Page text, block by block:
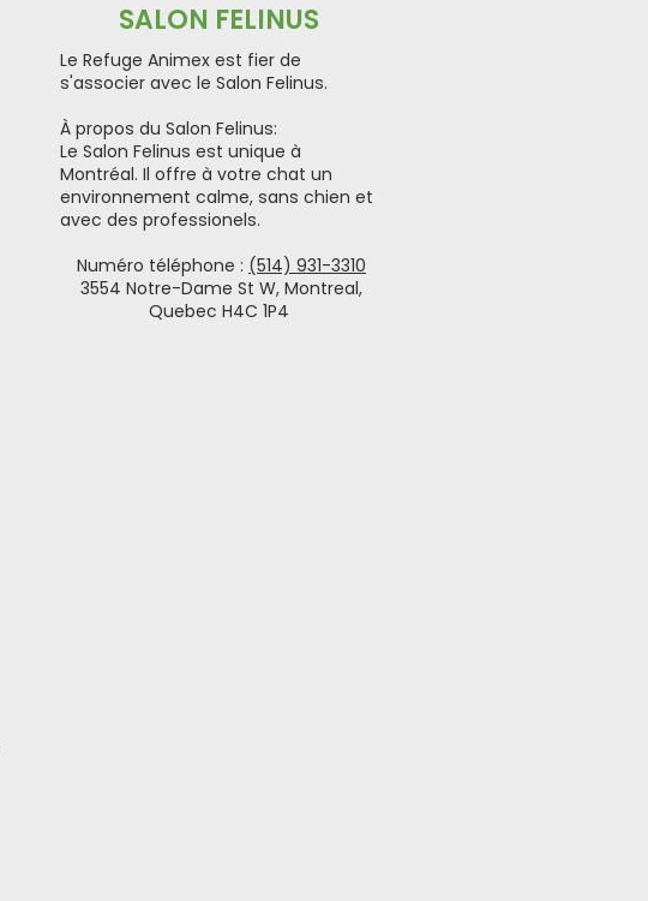
SALON FELINUS
Le Refuge Animex est fier de
s'associer avec le Salon Felinus.
À propos du Salon Felinus:
Le Salon Felinus est unique à
Montréal. Il offre à votre chat un
environnement calme, sans chien et
avec des professionels.
Numéro téléphone : (514) 931-3310
3554 Notre-Dame St W, Montreal,
Quebec H4C 1P4